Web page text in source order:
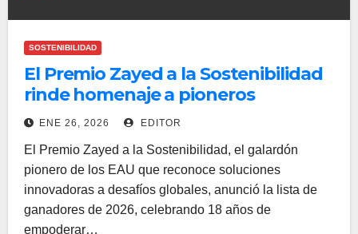
SOSTENIBILIDAD
El Premio Zayed a la Sostenibilidad
rinde homenaje a pioneros
mundiales que impulsan el
ENE 26, 2026 EDITOR
El Premio Zayed a la Sostenibilidad, el galardón
pionero de los EAU que reconoce soluciones
innovadoras a desafíos globales, anunció la lista de
ganadores de 2026, celebrando 18 años de
empoderar…